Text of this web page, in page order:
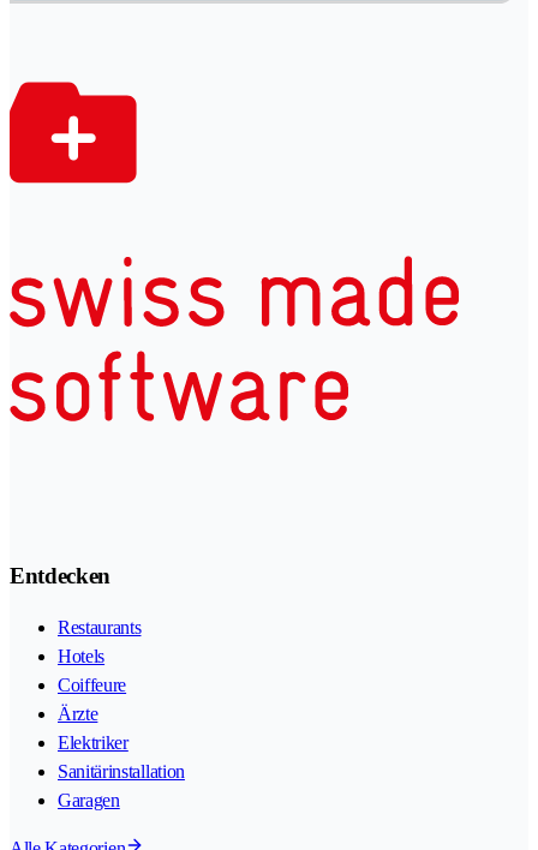
Entdecken
Restaurants
Hotels
Coiffeure
Ärzte
Elektriker
Sanitärinstallation
Garagen